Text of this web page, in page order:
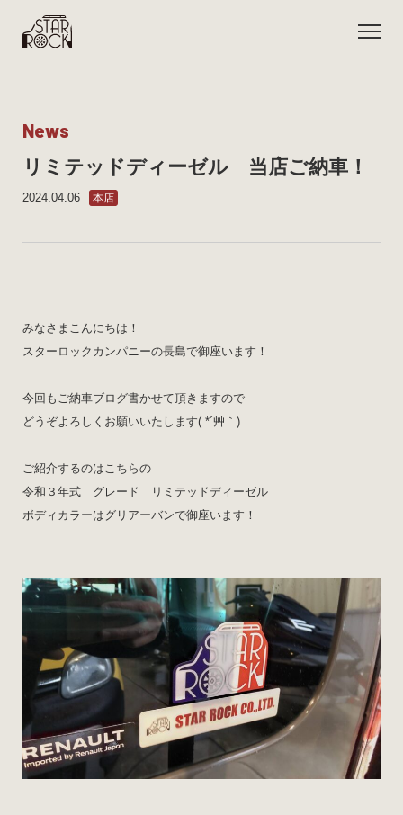
News
リミテッドディーゼル 当店ご納車！
2024.04.06 本店
みなさまこんにちは！
スターロックカンパニーの長島で御座います！
今回もご納車ブログ書かせて頂きますので
どうぞよろしくお願いいたします( *´艸｀)
ご紹介するのはこちらの
令和３年式 グレード リミテッドディーゼル
ボディカラーはグリアーバンで御座います！